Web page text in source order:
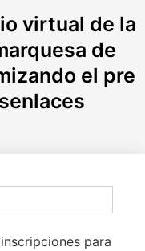
virtual de la
de
el pre
para